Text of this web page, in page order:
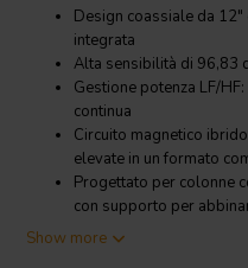
Design coassiale da
integrata
Alta sensibilità di 96,83
Gestione potenza LF/
continua
Circuito magnetico
elevate in un formato
Progettato per colonne
con supporto per
Show more